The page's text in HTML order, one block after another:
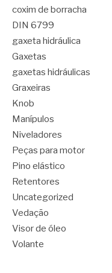
coxim de borracha
DIN 6799
gaxeta hidráulica
Gaxetas
gaxetas hidráulicas
Graxeiras
Knob
Manípulos
Niveladores
Peças para motor
Pino elástico
Retentores
Uncategorized
Vedação
Visor de óleo
Volante